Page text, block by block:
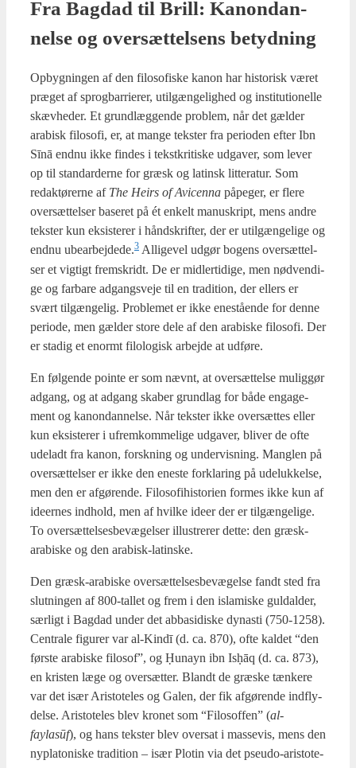
Fra Bag­dad til Brill: Kanon­dan­
nel­se og over­sæt­tel­sens betyd­ning
Opbyg­nin­gen af den filo­so­fi­ske kanon har histo­risk været
præ­get af sprog­bar­ri­e­rer, util­gæn­ge­lig­hed og insti­tu­tio­nel­le
skæv­he­der. Et grund­læg­gen­de pro­blem, når det gæl­der
ara­bi­sk filo­so­fi, er, at man­ge tek­ster fra peri­o­den efter Ibn
Sīnā end­nu ikke fin­des i tekst­kri­ti­ske udga­ver, som lever
op til stan­dar­der­ne for græsk og lat­insk lit­te­ra­tur. Som
redak­tø­rer­ne af The Heirs of Avi­cen­na påpe­ger, er fle­re
over­sæt­tel­ser base­ret på ét enkelt manuskript, mens andre
tek­ster kun eksi­ste­rer i hånd­skrif­ter, der er util­gæn­ge­li­ge og
end­nu ubearbejdede.3 Alli­ge­vel udgør bogens over­sæt­tel­
ser et vig­tigt frem­skridt. De er mid­ler­ti­di­ge, men nød­ven­di­
ge og far­ba­re adgangs­ve­je til en tra­di­tion, der ellers er
svært til­gæn­ge­lig. Pro­ble­met er ikke ene­stå­en­de for den­ne
peri­o­de, men gæl­der sto­re dele af den ara­bi­ske filo­so­fi. Der
er sta­dig et enormt filo­lo­gisk arbej­de at udfø­re.
En føl­gen­de poin­te er som nævnt, at over­sæt­tel­se mulig­gør
adgang, og at adgang ska­ber grund­lag for både enga­ge­
ment og kanon­dan­nel­se. Når tek­ster ikke over­sæt­tes eller
kun eksi­ste­rer i ufrem­kom­me­li­ge udga­ver, bli­ver de ofte
ude­ladt fra kanon, forsk­ning og under­vis­ning. Mang­len på
over­sæt­tel­ser er ikke den ene­ste for­kla­ring på ude­luk­kel­se,
men den er afgø­ren­de. Filo­so­fi­hi­sto­ri­en for­mes ikke kun af
ide­er­nes ind­hold, men af hvil­ke ide­er der er til­gæn­ge­li­ge.
To over­sæt­tel­ses­be­væ­gel­ser illu­stre­rer det­te: den græsk-
ara­bi­ske og den ara­bi­sk-lat­in­ske.
Den græsk-ara­bi­ske over­sæt­tel­ses­be­væ­gel­se fandt sted fra
slut­nin­gen af 800-tal­let og frem i den isla­mi­ske gul­dal­der,
sær­ligt i Bag­dad under det abba­si­di­ske dyna­sti (750‑1258).
Cen­tra­le figu­rer var al-Kindī (d. ca. 870), ofte kal­det “den
før­ste ara­bi­ske filo­sof”, og Ḥunayn ibn Isḥāq (d. ca. 873),
en kri­sten læge og over­sæt­ter. Blandt de græ­ske tæn­ke­re
var det især Ari­sto­te­les og Galen, der fik afgø­ren­de ind­fly­
del­se. Ari­sto­te­les blev kro­net som “Filo­sof­fen” (al-
faylasūf), og hans tek­ster blev over­sat i mas­se­vis, mens den
nyp­la­to­ni­ske tra­di­tion – især Plo­tin via det pseu­do-ari­sto­te­